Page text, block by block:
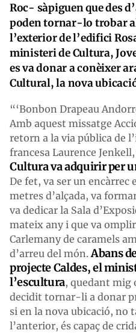
Roc- sàpiguen que des
poden tornar-lo trobar
l’exterior de l’edifici
ministeri de Cultura,
es va donar a conèixer
Cultural, la nova
“‘Bonbon Drapeau
Amb aquest missatge
retorn a la via pública de
francesa Laurence
Cultura va adquirir per
De fet, va ser un encàrrec
metres d’alçada, va
va dedicar la Sala
mateix any i que va
Carlemany de caramels
d’arreu del món. Abans
projecte Caldes, el
l’escultura, quedant mig
decidit tornar-li a donar
si en la nova ubicació, no
l’anterior, és capaç de